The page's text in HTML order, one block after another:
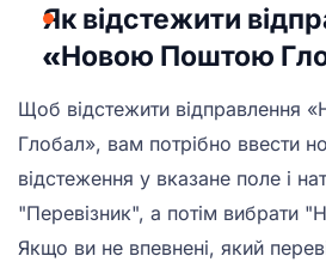
Як відстежити
«Новою Поштою
Щоб відстежити відправлення
Глобал», вам потрібно ввести
відстеження у вказане поле і
"Перевізник", а потім вибрати
Якщо ви не впевнені, який